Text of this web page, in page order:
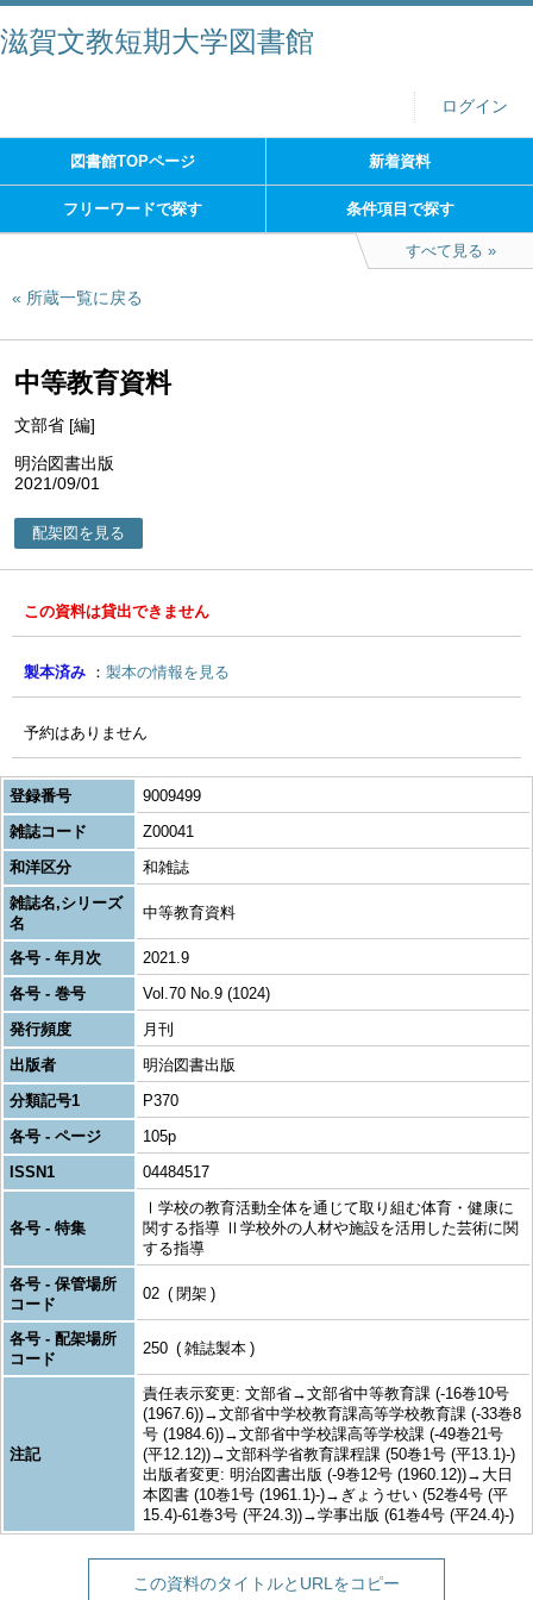
滋賀文教短期大学図書館
ログイン
図書館TOPページ 新着資料
フリーワードで探す 条件項目で探す
すべて見る
所蔵一覧に戻る
中等教育資料
文部省 [編]
明治図書出版
2021/09/01
配架図を見る
この資料は貸出できません
製本済み 製本の情報を見る
予約はありません
登録番号
9009499
雑誌コード
Z00041
和洋区分
和雑誌
雑誌名,シリーズ
名
中等教育資料
各号 - 年月次
2021.9
各号 - 巻号
Vol.70 No.9 (1024)
発行頻度
月刊
出版者
明治図書出版
分類記号1
P370
各号 - ページ
105p
ISSN1
04484517
各号 - 特集
Ⅰ学校の教育活動全体を通じて取り組む体育・健康に
関する指導 Ⅱ学校外の人材や施設を活用した芸術に関
する指導
各号 - 保管場所
コード
02 閉架
各号 - 配架場所
コード
250 雑誌製本
注記
責任表示変更: 文部省→文部省中等教育課 (-16巻10号
(1967.6))→文部省中学校教育課高等学校教育課 (-33巻8
号 (1984.6))→文部省中学校課高等学校課 (-49巻21号
(平12.12))→文部科学省教育課程課 (50巻1号 (平13.1)-)
出版者変更: 明治図書出版 (-9巻12号 (1960.12))→大日
本図書 (10巻1号 (1961.1)-)→ぎょうせい (52巻4号 (平
15.4)-61巻3号 (平24.3))→学事出版 (61巻4号 (平24.4)-)
この資料のタイトルとURLをコピー